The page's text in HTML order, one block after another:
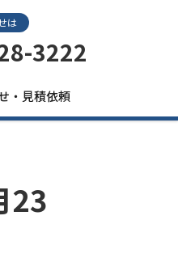
は
3222
・見積依頼
23